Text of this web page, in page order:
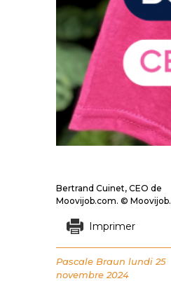
Bertrand Cuinet, CEO de
Moovijob.com. © Moovijob.
Imprimer
Pascale Braun lundi 25
novembre 2024